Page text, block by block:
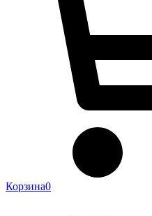
Корзина0